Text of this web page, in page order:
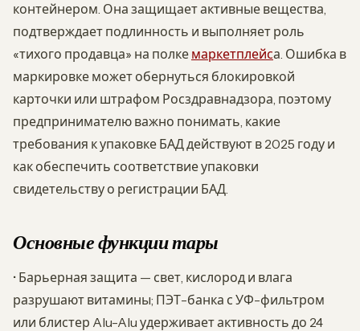
контейнером. Она защищает активные вещества,
подтверждает подлинность и выполняет роль
«тихого продавца» на полке маркетплейса. Ошибка в
маркировке может обернуться блокировкой
карточки или штрафом Росздравнадзора, поэтому
предпринимателю важно понимать, какие
требования к упаковке БАД действуют в 2025 году и
как обеспечить соответствие упаковки
свидетельству о регистрации БАД.
Основные функции тары
• Барьерная защита — свет, кислород и влага
разрушают витамины; ПЭТ-банка с УФ-фильтром
или блистер Alu-Alu удерживает активность до 24